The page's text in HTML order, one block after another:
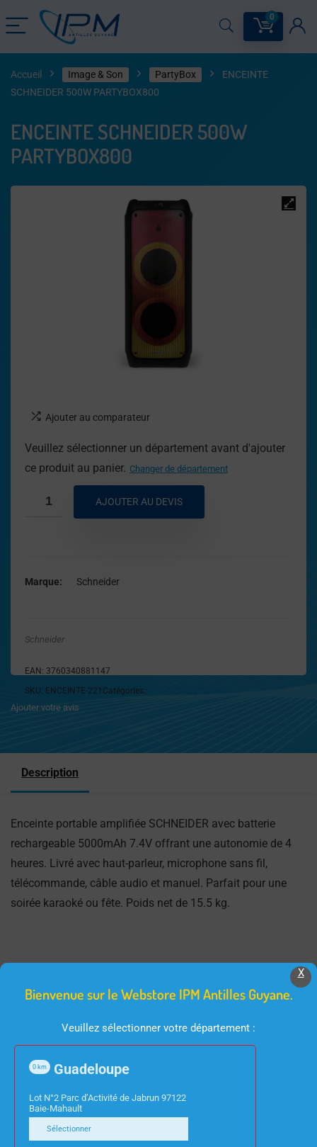
0
Accueil Image & Son PartyBox
ENCEINTE
SCHNEIDER 500W PARTYBOX800
ENCEINTE SCHNEIDER 500W
PARTYBOX800
Ajouter au comparateur
Veuillez sélectionner un département avant d'ajouter
ce produit au panier. Changer de département
AJOUTER AU DEVIS
Marque Schneider
Schneider
EAN: 3760340881147
SKU: ENCEINTE-221 Catégories: ,
Ajouter votre avis
Description
Enceinte portable amplifiée SCHNEIDER avec batterie
rechargeable 5000mAh 7.4V offrant une autonomie de 4
heures. Livré avec haut-parleur, microphone sans fil,
télécommande, câble audio et manuel. Parfait pour une
soirée karaoké ou fête. Poids net de 15.5 kg.
Produits Similaires
X
Bienvenue sur le Webstore IPM Antilles Guyane.
Veuillez sélectionner votre département :
Guadeloupe
0 km
Lot N°2 Parc d’Activité de Jabrun 97122
Baie-Mahault
Sélectionner